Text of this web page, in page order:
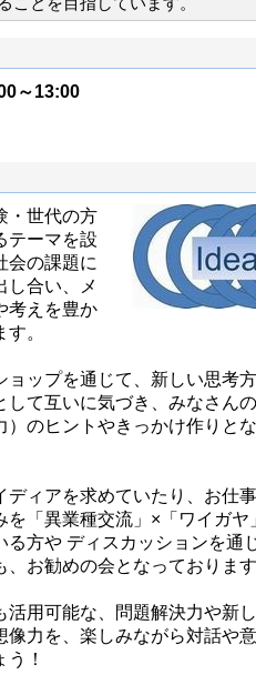
～13:00
・世代の方
テーマを設
会の課題に
し合い、メ
考えを豊か
。
ョップを通じて、新しい思考
して互いに気づき、みなさん
）のヒントやきっかけ作りと
ディアを求めていたり、お仕
を「異業種交流」×「ワイガ
る方や ディスカッションを通
、お勧めの会となっておりま
活用可能な、問題解決力や新
像力を、楽しみながら対話や
！